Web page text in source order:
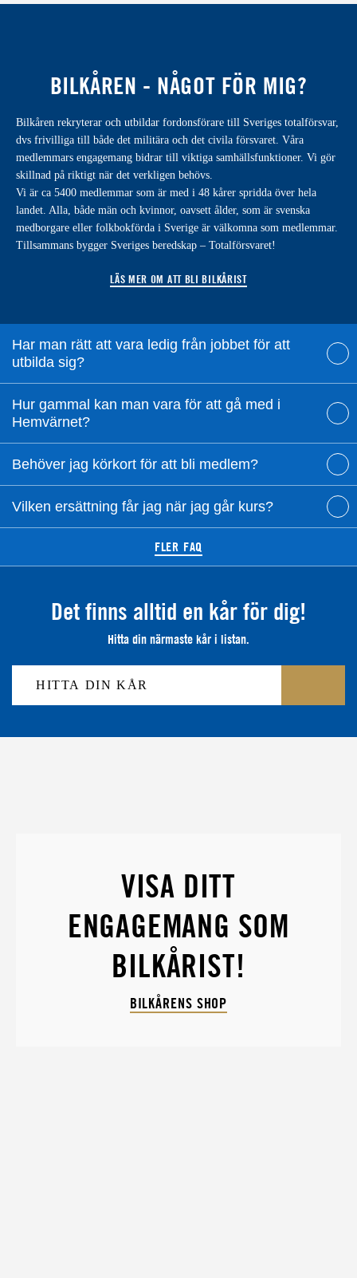
BILKÅREN - NÅGOT FÖR MIG?
Bilkåren rekryterar och utbildar fordonsförare till Sveriges totalförsvar,
dvs frivilliga till både det militära och det civila försvaret. Våra
medlemmars engagemang bidrar till viktiga samhällsfunktioner. Vi gör
skillnad på riktigt när det verkligen behövs.
Vi är ca 5400 medlemmar som är med i 48 kårer spridda över hela
landet. Alla, både män och kvinnor, oavsett ålder, som är svenska
medborgare eller folkbokförda i Sverige är välkomna som medlemmar.
Tillsammans bygger Sveriges beredskap – Totalförsvaret!
LÄS MER OM ATT BLI BILKÅRIST
Har man rätt att vara ledig från jobbet för att
utbilda sig?
Hur gammal kan man vara för att gå med i
Hemvärnet?
Behöver jag körkort för att bli medlem?
Vilken ersättning får jag när jag går kurs?
FLER FAQ
Det finns alltid en kår för dig!
Hitta din närmaste kår i listan.
VISA DITT
ENGAGEMANG SOM
BILKÅRIST!
BILKÅRENS SHOP